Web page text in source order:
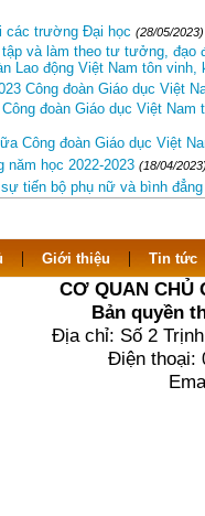
các trường Đại học (28/05/2023)
và làm theo tư tưởng, đạo
Lao động Việt Nam tôn
Công đoàn Giáo dục Việt
đoàn Giáo dục Việt Nam
Công đoàn Giáo dục Việt
năm học 2022-2023 (18/04/
tiến bộ phụ nữ và bình
| Giới thiệu | Tin tức
CƠ QUAN CHỦ
Bản quyền
Địa chỉ: Số 2
Điện